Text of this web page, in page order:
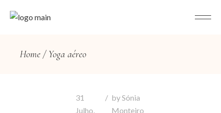
Home Yoga aéreo
31
Julho,
bySónia
Monteiro